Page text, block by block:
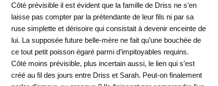
Côté prévisible il est évident que la famille de Driss ne s’en
laisse pas compter par la prétendante de leur fils ni par sa
ruse simplette et dérisoire qui consistait à devenir enceinte de
lui. La supposée future belle-mère ne fait qu’une bouchée de
ce tout petit poisson égaré parmi d’impitoyables requins.
Côté moins prévisible, plus incertain aussi, le lien qui s’est
créé au fil des jours entre Driss et Sarah. Peut-on finalement